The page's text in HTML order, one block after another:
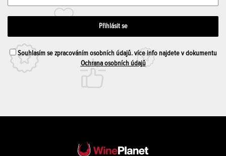
Souhlasím se zpracováním osobních údajů. více info najdete v dokumentu
Ochrana osobních údajů